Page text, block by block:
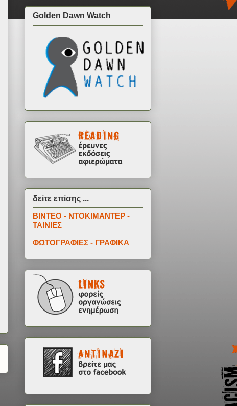
Golden Dawn Watch
δείτε επίσης ...
ΒΙΝΤΕΟ - ΝΤΟΚΙΜΑΝΤΕΡ -
ΤΑΙΝΙΕΣ
ΦΩΤΟΓΡΑΦΙΕΣ - ΓΡΑΦΙΚΑ